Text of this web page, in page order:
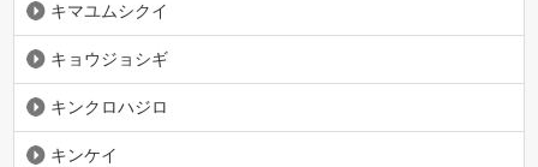
キマユムシクイ
キョウジョシギ
キンクロハジロ
キンケイ